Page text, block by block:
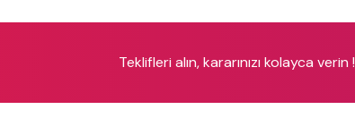
Teklifleri alın, kararınızı kolayca verin !